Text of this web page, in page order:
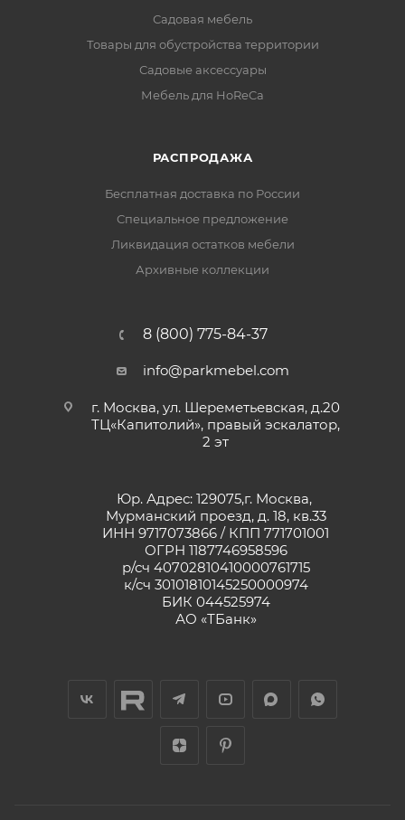
Садовая мебель
Товары для обустройства территории
Садовые аксессуары
Мебель для HoReCa
РАСПРОДАЖА
Бесплатная доставка по России
Специальное предложение
Ликвидация остатков мебели
Архивные коллекции
8 (800) 775-84-37
info@parkmebel.com
г. Москва, ул. Шереметьевская, д.20
ТЦ«Капитолий», правый эскалатор,
2 эт
Юр. Адрес: 129075,г. Москва,
Мурманский проезд, д. 18, кв.33
ИНН 9717073866 / КПП 771701001
ОГРН 1187746958596
р/сч 40702810410000761715
к/сч 30101810145250000974
БИК 044525974
АО «ТБанк»